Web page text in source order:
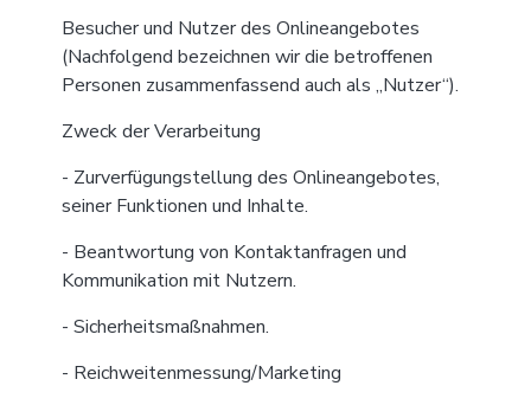
Besucher und Nutzer des Onlineangebotes
(Nachfolgend bezeichnen wir die betroffenen
Personen zusammenfassend auch als „Nutzer“).
Zweck der Verarbeitung
- Zurverfügungstellung des Onlineangebotes,
seiner Funktionen und Inhalte.
- Beantwortung von Kontaktanfragen und
Kommunikation mit Nutzern.
- Sicherheitsmaßnahmen.
- Reichweitenmessung/Marketing